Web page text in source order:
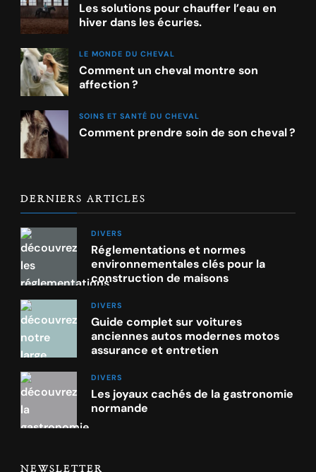
Les solutions pour chauffer l’eau en
hiver dans les écuries.
LE MONDE DU CHEVAL
Comment un cheval montre son
affection ?
SOINS ET SANTÉ DU CHEVAL
Comment prendre soin de son cheval ?
DERNIERS ARTICLES
DIVERS
Réglementations et normes
environnementales clés pour la
construction de maisons
DIVERS
Guide complet sur voitures
anciennes autos modernes motos
assurance et entretien
DIVERS
Les joyaux cachés de la gastronomie
normande
NEWSLETTER